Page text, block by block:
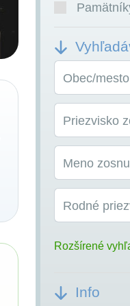
Obec/
Priezvisko
Meno
Rodné
Rozšírené
Info